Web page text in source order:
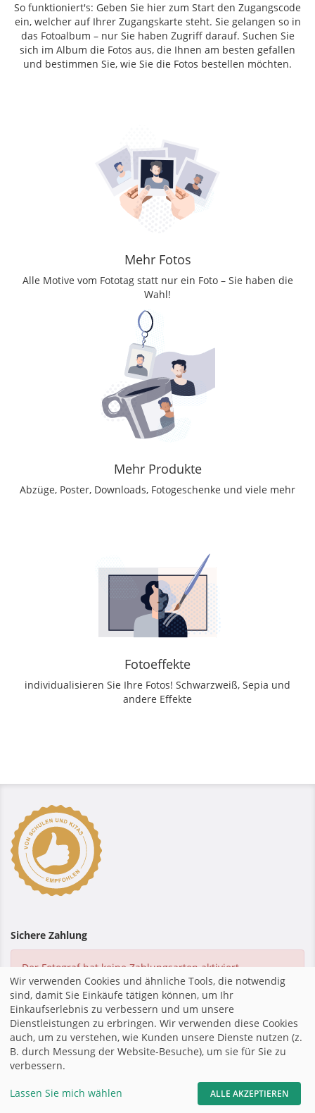
So funktioniert's: Geben Sie hier zum Start den Zugangscode
ein, welcher auf Ihrer Zugangskarte steht. Sie gelangen so in
das Fotoalbum – nur Sie haben Zugriff darauf. Suchen Sie
sich im Album die Fotos aus, die Ihnen am besten gefallen
und bestimmen Sie, wie Sie die Fotos bestellen möchten.
Mehr Fotos
Alle Motive vom Fototag statt nur ein Foto – Sie haben die
Wahl!
Mehr Produkte
Abzüge, Poster, Downloads, Fotogeschenke und viele mehr
Fotoeffekte
individualisieren Sie Ihre Fotos! Schwarzweiß, Sepia und
andere Effekte
Sichere Zahlung
Der Fotograf hat keine Zahlungsarten aktiviert.
Startseite|Impressum|Datenschutzerklärung|Shopsystem
von fotograf.de |
Wir verwenden Cookies und ähnliche Tools, die notwendig
sind, damit Sie Einkäufe tätigen können, um Ihr
Einkaufserlebnis zu verbessern und um unsere
Dienstleistungen zu erbringen. Wir verwenden diese Cookies
auch, um zu verstehen, wie Kunden unsere Dienste nutzen (z.
B. durch Messung der Website-Besuche), um sie für Sie zu
verbessern.
Lassen Sie mich wählen ALLE AKZEPTIEREN